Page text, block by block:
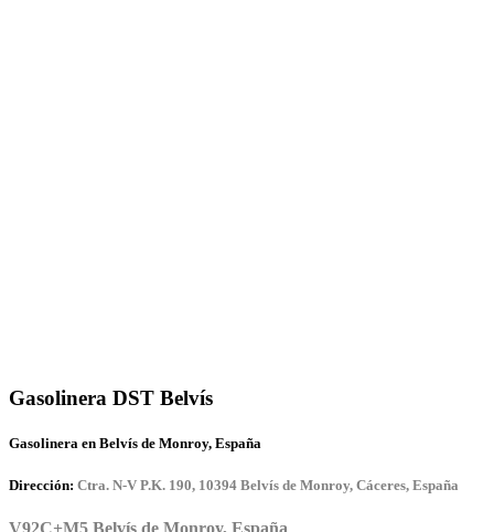
Gasolinera DST Belvís
Gasolinera en Belvís de Monroy, España
Dirección: Ctra. N-V P.K. 190, 10394 Belvís de Monroy, Cáceres, España
V92C+M5 Belvís de Monroy, España